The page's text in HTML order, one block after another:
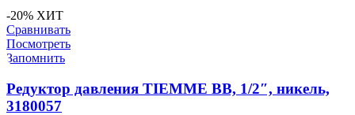
-20% ХИТ
Сравнивать
Посмотреть
Запомнить
Редуктор давления TIEMME ВВ, 1/2″, никель,
3180057